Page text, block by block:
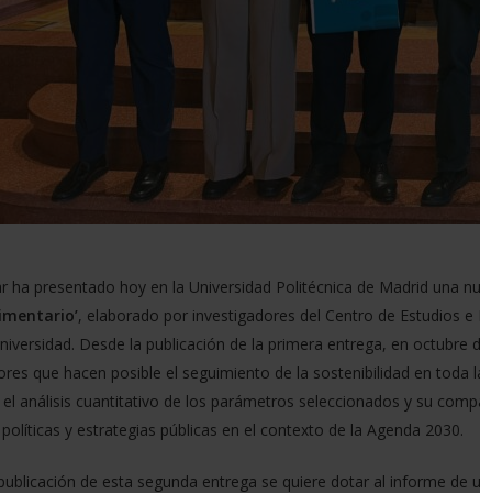
ha presentado hoy en la Universidad Politécnica de Madrid una
, elaborado por investigadores del Centro de Estudios
Desde la publicación de la primera entrega, en
que hacen posible el seguimiento de la sostenibilidad en
análisis cuantitativo de los parámetros seleccionados y su
y estrategias públicas en el contexto de la Agenda 2030.
de esta segunda entrega se quiere dotar al informe